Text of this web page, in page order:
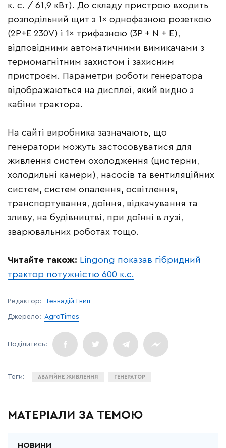
к. с. / 61,9 кВт). До складу пристрою входить
розподільний щит з 1× однофазною розеткою
(2P+E 230V) і 1× трифазною (3P + N + E),
відповідними автоматичними вимикачами з
термомагнітним захистом і захисним
пристроєм. Параметри роботи генератора
відображаються на дисплеї, який видно з
кабіни трактора.
На сайті виробника зазначають, що
генератори можуть застосовуватися для
живлення систем охолодження (цистерни,
холодильні камери), насосів та вентиляційних
систем, систем опалення, освітлення,
транспортування, доїння, відкачування та
зливу, на будівництві, при доїнні в лузі,
зварювальних роботах тощо.
Читайте також: Lingong показав гібридний
трактор потужністю 600 к.с.
Редактор: Геннадій Гнип
Джерело: AgroTimes
АВАРІЙНЕ ЖИВЛЕННЯ ГЕНЕРАТОР
МАТЕРІАЛИ ЗА ТЕМОЮ